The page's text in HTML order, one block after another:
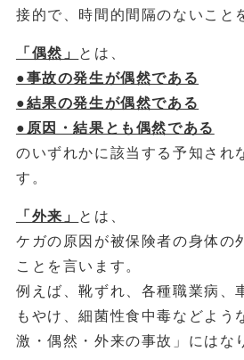
接的で、時間的間隔のないこと
「偶然」 とは、
●事故の発生が偶然である
●結果の発生が偶然である
●原因・結果とも偶然である
のいずれかに該当する予知され
す。
「外来」 とは、
ケガの原因が被保険者の身体の
ことを言います。
例えば、靴ずれ、各種職業病、
もやけ、細菌性食中毒などよう
激・偶然・外来の事故」にはな